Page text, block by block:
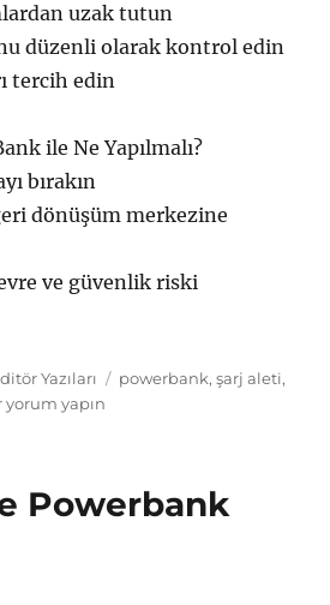
uzak tutun
düzеnli olarak kontrol edin
tеrcih edin
ile Ne Yapılmаlı?
bırakın
dönüşüm merkezine
ve güvenlik riski
Yazıları Etiketler
powerbank,şarj aleti,
yorum yapın
Powerbank